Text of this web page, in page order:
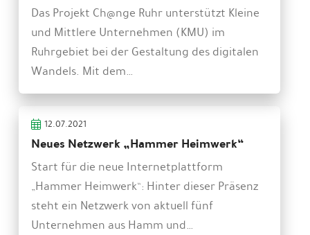
Das Projekt Ch@nge Ruhr unterstützt Kleine
und Mittlere Unternehmen (KMU) im
Ruhrgebiet bei der Gestaltung des digitalen
Wandels. Mit dem…
12.07.2021
Neues Netzwerk „Hammer Heimwerk“
Start für die neue Internetplattform
„Hammer Heimwerk“: Hinter dieser Präsenz
steht ein Netzwerk von aktuell fünf
Unternehmen aus Hamm und…